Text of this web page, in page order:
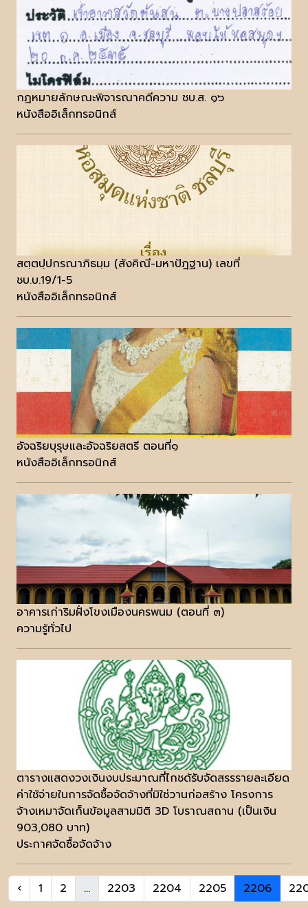
กฏหมายลักษณะพิจารณาคดีความ ชบ.ส. ๑๖
หนังสืออิเล็กทรอนิกส์
สตฺตปฺปกรณาภิธมฺม (สังคิณี-มหาปัฎฐาน) เลขที่
ชบ.บ.19/1-5
หนังสืออิเล็กทรอนิกส์
อัจฉริยบุรุษและอัจฉริยสตรี ตอนที่๑
หนังสืออิเล็กทรอนิกส์
อาคารเก่าริมฝั่งโขงเมืองนครพนม (ตอนที่ ๓)
ความรู้ทั่วไป
ตารางแสดงวงเงินงบประมาณที่ไกชด้รับจัดสรรรายละเอียด
ค่าใช้จ่ายในการจัดซื้อจัดจ้างที่มิใช่วานก่อสร้าง โครงการ
จ้างเหมาจัดเก็นข้อมูลสามมิติ 3D โบราณสถาน (เป็นเงิน
903,080 บาท)
ประกาศจัดซื้อจัดจ้าง
‹ 1 2 ... 2203 2204 2205 2206